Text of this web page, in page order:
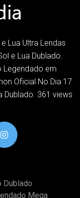
Lua Ultra Lendas
e Lua Dublado.
Legendado em
Oficial No Dia 17
Dublado. 361 views
Dublado
Mega